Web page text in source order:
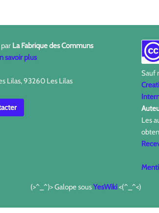
La Fabrique des Communs
savoir plus
Lilas, 93260 Les Lilas
Sauf
Les
(>^_^)> Galope sousYesWiki<(^_^<)